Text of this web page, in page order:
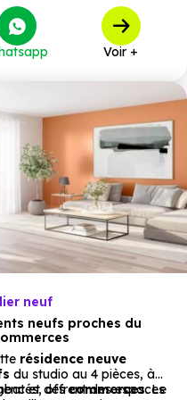
à partir de 712 000 €
à partir de 898 000 €
1 293 000 €
Voir +
neuf
neufs proches du
résidence neuve
du studio au 4 pièces, à
et descommerces. Le
offrent des espaces